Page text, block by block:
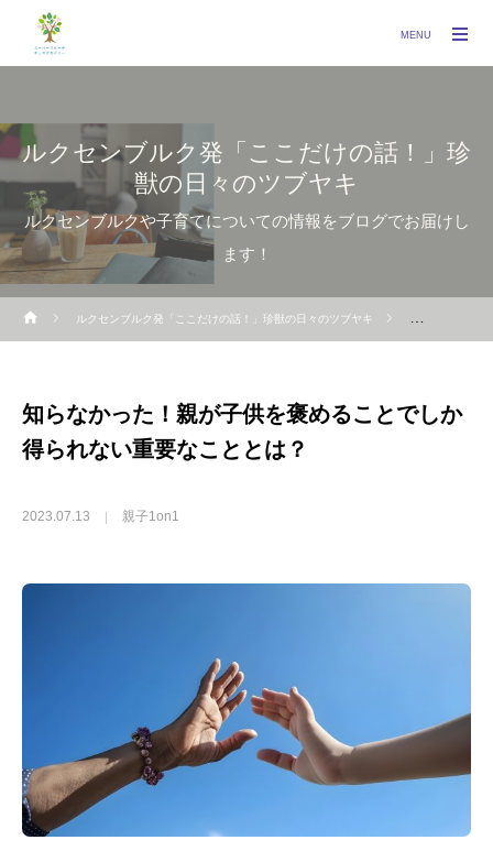
ルクセンブルク発「ここだけの話！」珍
獣の日々のツブヤキ
ルクセンブルクや子育てについての情報をブログでお届けし
ます！
ルクセンブルク発「ここだけの話！」珍獣の日々のツブヤキ
知らなかった！親が子供を褒めることでしか
得られない重要なこととは？
2023.07.13 親子1on1
MENU